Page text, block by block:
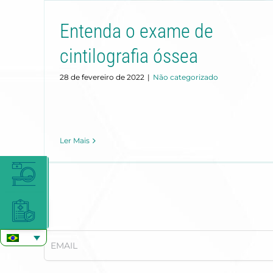
Entenda o exame de
cintilografia óssea
28 de fevereiro de 2022 | Não categorizado
Ler Mais